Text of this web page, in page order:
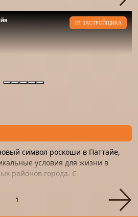
ОТ ЗАСТРОЙЩИКА
символ роскоши в Паттайе,
условия для жизни в
районов города. С
1